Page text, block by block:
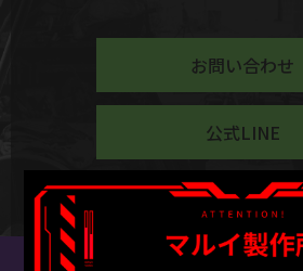
お問い合わせ
公式LINE